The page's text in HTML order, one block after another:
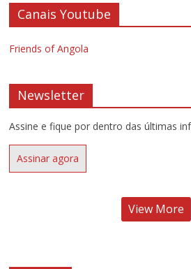
Canais Youtube
Friends of Angola
Newsletter
Assine e fique por dentro das últimas
Assinar agora
View More